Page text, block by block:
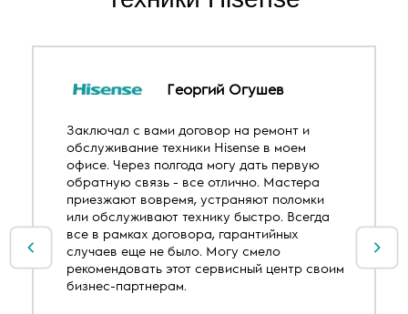
Георгий Огушев
Заключал с вами договор на ремонт и
обслуживание техники Hisense в моем
офисе. Через полгода могу дать первую
обратную связь - все отлично. Мастера
приезжают вовремя, устраняют поломки
или обслуживают технику быстро. Всегда
все в рамках договора, гарантийных
случаев еще не было. Могу смело
рекомендовать этот сервисный центр своим
бизнес-партнерам.